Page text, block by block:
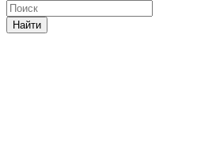
Найти